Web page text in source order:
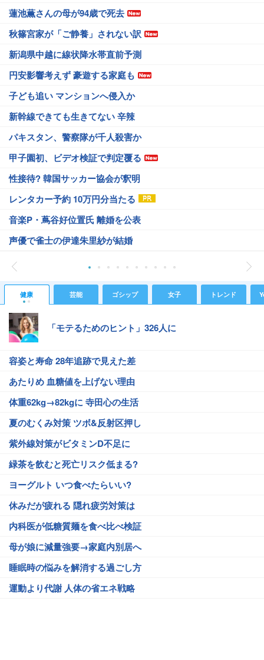
蓮池薫さんの母が94歳で死去
秋篠宮家が「ご静養」されない訳
新潟県中越に線状降水帯直前予測
円安影響考えず 豪遊する家庭も
子ども追い マンションへ侵入か
新幹線できても生きてない 辛辣
パキスタン、警察隊が千人殺害か
甲子園初、ビデオ検証で判定覆る
性接待? 韓国サッカー協会が釈明
レンタカー予約 10万円分当たる
音楽P・蔦谷好位置氏 離婚を公表
声優で雀士の伊達朱里紗が結婚
健康 芸能 ゴシップ 女子 トレンド
「モテるためのヒント」326人に
容姿と寿命 28年追跡で見えた差
あたりめ 血糖値を上げない理由
体重62kg→82kgに 寺田心の生活
夏のむくみ対策 ツボ&反射区押し
紫外線対策がビタミンD不足に
緑茶を飲むと死亡リスク低まる?
ヨーグルト いつ食べたらいい?
休みだが疲れる 隠れ疲労対策は
内科医が低糖質麺を食べ比べ検証
母が娘に減量強要→家庭内別居へ
睡眠時の悩みを解消する過ごし方
運動より代謝 人体の省エネ戦略